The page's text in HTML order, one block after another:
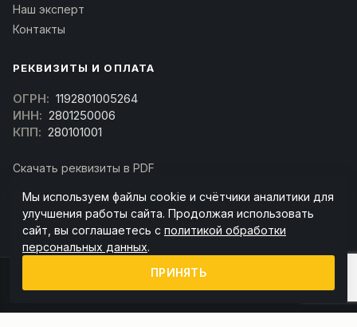
Наш эксперт
Контакты
РЕКВИЗИТЫ И ОПЛАТА
ОГРН: 1192801005264
ИНН: 2801250006
КПП: 280101001
Скачать реквизиты в PDF
(Скачать договор)
Мы используем файлы cookie и счётчики аналитики для
улучшения работы сайта. Продолжая использовать
сайт, вы соглашаетесь с политикой обработки
персональных данных.
ПРИНЯТЬ